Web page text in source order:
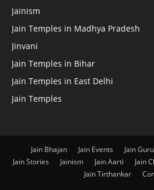
Jainism
Jain Temples in Madhya Pradesh
Jinvani
Jain Temples in Bihar
Jain Temples in East Delhi
Jain Temples
Jain Bhajan Jain Events Jain Guru
Jain Stories
Jainism Jain Aarti Jain
Jain Tirthankar